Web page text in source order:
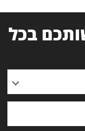
בכל